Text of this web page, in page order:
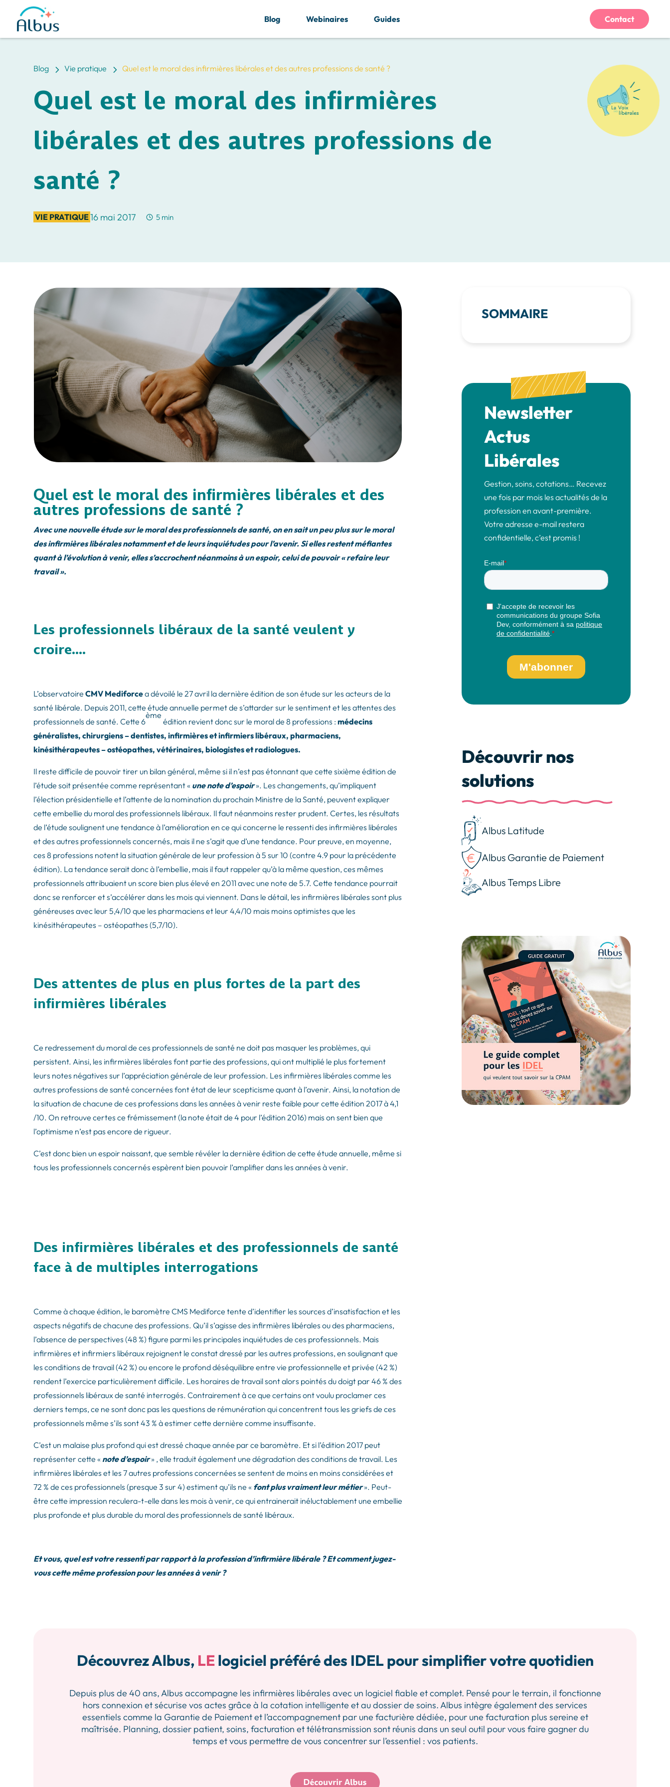
Blog 5 Vie pratique 5 Quel est le moral des infirmières libérales et des autres professions de santé ?
Quel est le moral des infirmières
libérales et des autres professions de
santé ?
VIE PRATIQUE16 mai 2017 5 min
Quel est le moral des infirmières libérales et des
autres professions de santé ?
Avec une nouvelle étude sur le moral des professionnels de santé, on en sait un peu plus sur le moral
des infirmières libérales notamment et de leurs inquiétudes pour l’avenir. Si elles restent méfiantes
quant à l’évolution à venir, elles s’accrochent néanmoins à un espoir, celui de pouvoir « refaire leur
travail ».
Les professionnels libéraux de la santé veulent y
croire….
L’observatoireCMV Mediforcea dévoilé le 27 avril la dernière édition de son étude sur les acteurs de la
santé libérale. Depuis 2011, cette étude annuelle permet de s’attarder sur le sentiment et les attentes des
professionnels de santé. Cette 6
ème
édition revient donc sur le moral de 8 professions :médecins
généralistes, chirurgiens – dentistes, infirmières et infirmiers libéraux, pharmaciens,
kinésithérapeutes – ostéopathes, vétérinaires, biologistes et radiologues.
Il reste difficile de pouvoir tirer un bilan général, même si il n’est pas étonnant que cette sixième édition de
l’étude soit présentée comme représentant « une note d’espoir». Les changements, qu’impliquent
l’élection présidentielle et l’attente de la nomination du prochain Ministre de la Santé, peuvent expliquer
cette embellie du moral des professionnels libéraux. Il faut néanmoins rester prudent. Certes, les résultats
de l’étude soulignent une tendance à l’amélioration en ce qui concerne le ressenti des infirmières libérales
et des autres professionnels concernés, mais il ne s’agit que d’une tendance. Pour preuve, en moyenne,
ces 8 professions notent la situation générale de leur profession à 5 sur 10 (contre 4.9 pour la précédente
édition). La tendance serait donc à l’embellie, mais il faut rappeler qu’à la même question, ces mêmes
professionnels attribuaient un score bien plus élevé en 2011 avec une note de 5.7. Cette tendance pourrait
donc se renforcer et s’accélérer dans les mois qui viennent. Dans le détail, les infirmières libérales sont plus
généreuses avec leur 5,4/10 que les pharmaciens et leur 4,4/10 mais moins optimistes que les
kinésithérapeutes – ostéopathes (5,7/10).
Des attentes de plus en plus fortes de la part des
infirmières libérales
Ce redressement du moral de ces professionnels de santé ne doit pas masquer les problèmes, qui
persistent. Ainsi, les infirmières libérales font partie des professions, qui ont multiplié le plus fortement
leurs notes négatives sur l’appréciation générale de leur profession. Les infirmières libérales comme les
autres professions de santé concernées font état de leur scepticisme quant à l’avenir. Ainsi, la notation de
la situation de chacune de ces professions dans les années à venir reste faible pour cette édition 2017 à 4,1
/10. On retrouve certes ce frémissement (la note était de 4 pour l’édition 2016) mais on sent bien que
l’optimisme n’est pas encore de rigueur.
C’est donc bien un espoir naissant, que semble révéler la dernière édition de cette étude annuelle, même si
tous les professionnels concernés espèrent bien pouvoir l’amplifier dans les années à venir.
Des infirmières libérales et des professionnels de santé
face à de multiples interrogations
Comme à chaque édition, le baromètre CMS Mediforce tente d’identifier les sources d’insatisfaction et les
aspects négatifs de chacune des professions. Qu’il s’agisse des infirmières libérales ou des pharmaciens,
l’absence de perspectives (48 %) figure parmi les principales inquiétudes de ces professionnels. Mais
infirmières et infirmiers libéraux rejoignent le constat dressé par les autres professions, en soulignant que
les conditions de travail (42 %) ou encore le profond déséquilibre entre vie professionnelle et privée (42 %)
rendent l’exercice particulièrement difficile. Les horaires de travail sont alors pointés du doigt par 46 % des
professionnels libéraux de santé interrogés. Contrairement à ce que certains ont voulu proclamer ces
derniers temps, ce ne sont donc pas les questions de rémunération qui concentrent tous les griefs de ces
professionnels même s’ils sont 43 % à estimer cette dernière comme insuffisante.
C’est un malaise plus profond qui est dressé chaque année par ce baromètre. Et si l’édition 2017 peut
représenter cette « note d’espoir» , elle traduit également une dégradation des conditions de travail. Les
infirmières libérales et les 7 autres professions concernées se sentent de moins en moins considérées et
72 % de ces professionnels (presque 3 sur 4) estiment qu’ils ne « font plus vraiment leur métier». Peut-
être cette impression reculera-t-elle dans les mois à venir, ce qui entrainerait inéluctablement une embellie
plus profonde et plus durable du moral des professionnels de santé libéraux.
Et vous, quel est votre ressenti par rapport à la profession d’infirmière libérale ? Et comment jugez-
vous cette même profession pour les années à venir ?
SOMMAIRE
Newsletter
Actus
Libérales
Gestion, soins, cotations… Recevez
une fois par mois les actualités de la
profession en avant-première.
Votre adresse e-mail restera
confidentielle, c’est promis !
Découvrir nos
solutions
Albus Latitude
Albus Garantie de Paiement
Albus Temps Libre
Découvrez Albus, LElogiciel préféré des IDEL pour simplifier votre quotidien
Depuis plus de 40 ans, Albus accompagne les infirmières libérales avec un logiciel fiable et complet. Pensé pour le terrain, il fonctionne
hors connexion et sécurise vos actes grâce à la cotation intelligente et au dossier de soins. Albus intègre également des services
essentiels comme la Garantie de Paiement et l’accompagnement par une facturière dédiée, pour une facturation plus sereine et
maîtrisée. Planning, dossier patient, soins, facturation et télétransmission sont réunis dans un seul outil pour vous faire gagner du
temps et vous permettre de vous concentrer sur l’essentiel : vos patients.
Blog Webinaires Guides Contact